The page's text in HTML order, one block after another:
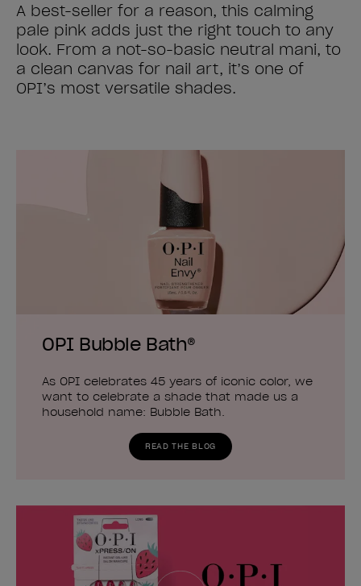
A best-seller for a reason, this calming
pale pink adds just the right touch to any
look. From a not-so-basic neutral mani, to
a clean canvas for nail art, it’s one of
OPI’s most versatile shades.
OPI Bubble Bath®
As OPI celebrates 45 years of iconic color, we
want to celebrate a shade that made us a
household name: Bubble Bath.
READ THE BLOG